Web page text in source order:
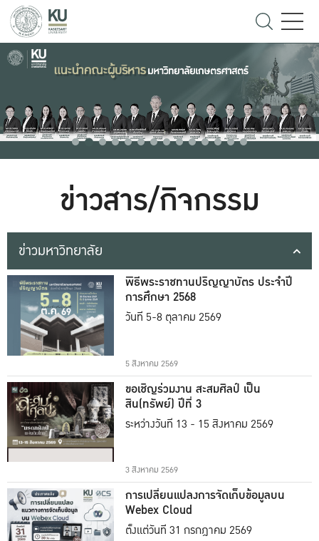
ข่าวสาร/กิจกรรม
ข่าวมหาวิทยาลัย
พิธีพระราชทานปริญญาบัตร ประจำปี
การศึกษา 2568
วันที่ 5-8 ตุลาคม 2569
5 สิงหาคม 2569
ขอเชิญร่วมงาน สะสมศิลป์ เป็น
สิน(ทรัพย์) ปีที่ 3
ระหว่างวันที่ 13 - 15 สิงหาคม 2569
3 สิงหาคม 2569
การเปลี่ยนแปลงการจัดเก็บข้อมูลบน
Webex Cloud
ตั้งแต่วันที่ 31 กรกฎาคม 2569